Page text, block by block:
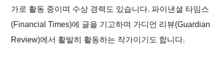
가로 활동 중이며 수상 경력도 있습니다. 파이낸셜 타임스
(Financial Times)에 글을 기고하며 가디언 리뷰(Guardian
Review)에서 활발히 활동하는 작가이기도 합니다.